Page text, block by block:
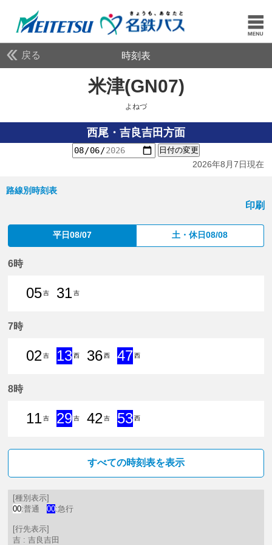
戻る 時刻表
米津(GN07)
よねづ
西尾・吉良吉田方面
日付の変更
2026年8月7日現在
路線別時刻表
印刷
平日08/07 土・休日08/08
6時
05吉
31吉
7時
02吉
13西
36西
47西
8時
11吉
29吉
42吉
53西
すべての時刻表を表示
[種別表示]
00:普通 00:急行
[行先表示]
吉 : 吉良吉田